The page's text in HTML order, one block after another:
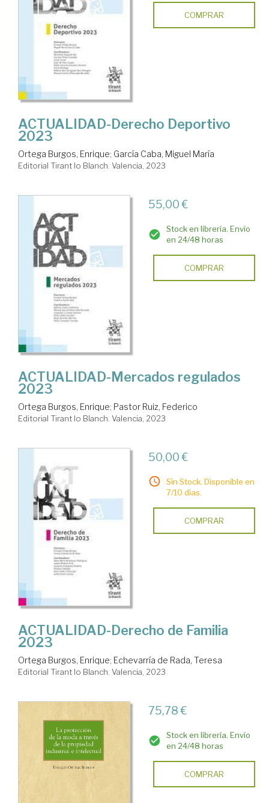
COMPRAR
ACTUALIDAD-Derecho Deportivo
2023
Ortega Burgos, Enrique; García Caba, Miguel María
Editorial Tirant lo Blanch. Valencia, 2023
55,00 €
Stock en librería. Envío
en 24/48 horas
COMPRAR
ACTUALIDAD-Mercados regulados
2023
Ortega Burgos, Enrique; Pastor Ruiz, Federico
Editorial Tirant lo Blanch. Valencia, 2023
50,00 €
Sin Stock. Disponible en
7/10 días.
COMPRAR
ACTUALIDAD-Derecho de Familia
2023
Ortega Burgos, Enrique; Echevarría de Rada, Teresa
Editorial Tirant lo Blanch. Valencia, 2023
75,78 €
Stock en librería. Envío
en 24/48 horas
COMPRAR